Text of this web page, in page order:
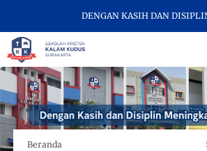
DENGAN KASIH DAN DISIPLIN
Beranda